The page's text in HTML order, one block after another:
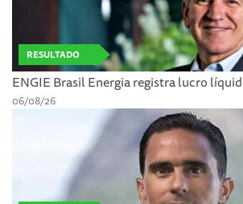
RESULTADO
ENGIE Brasil Energia registra lucro
06/08/26